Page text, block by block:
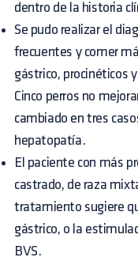
dentro de la historia
Se pudo realizar el
frecuentes y comer
gástrico, procinéticos
Cinco perros no
cambiado en tres
hepatopatía.
El paciente con más
castrado, de raza
tratamiento sugiere
gástrico, o la
BVS.